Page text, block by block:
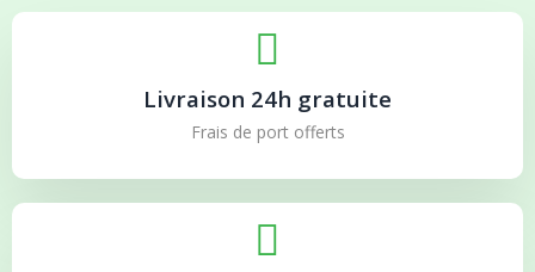
Livraison 24h gratuite
Frais de port offerts